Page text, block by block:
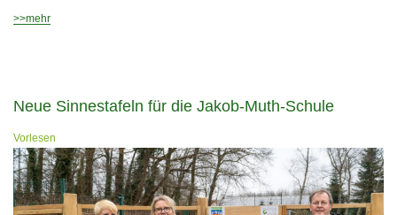
>>mehr
Neue Sinnestafeln für die Jakob-Muth-Schule
Vorlesen